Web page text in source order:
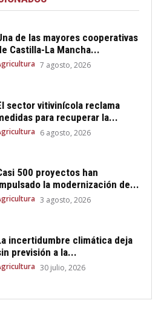
de las mayores cooperativas
Castilla-La Mancha...
7 agosto, 2026
sector vitivinícola reclama
para recuperar la...
6 agosto, 2026
500 proyectos han
la modernización de...
3 agosto, 2026
incertidumbre climática deja
previsión a la...
30 julio, 2026